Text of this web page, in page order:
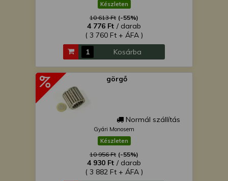
Készleten
10 613 Ft (-55%)
4 776 Ft / darab
( 3 760 Ft + ÁFA )
Kosárba
görgő
Normál szállítás
Gyári Monosem
Készleten
10 956 Ft (-55%)
4 930 Ft / darab
( 3 882 Ft + ÁFA )